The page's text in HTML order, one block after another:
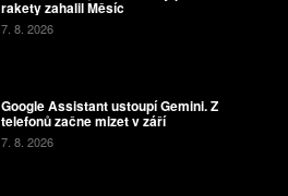
rakety zahalil Měsíc
7. 8. 2026
Google Assistant ustoupí Gemini. Z
telefonů začne mizet v září
7. 8. 2026